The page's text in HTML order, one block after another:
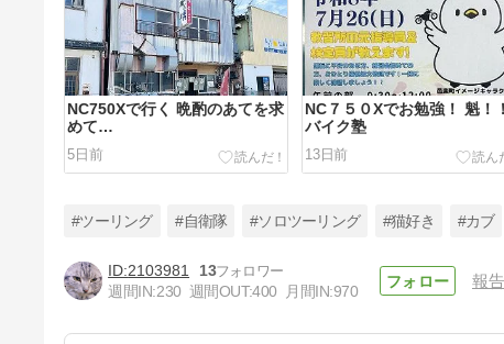
NC750Xで行く 晩酌のあてを求
めて…
5日前
NC７５０Xでお勉強！ 魁！！
バイク塾
13日前
#ツーリング #自衛隊 #ソロツーリング #猫好き #カブ
2103981
13
週間IN:230 週間OUT:400 月間IN:970
報告